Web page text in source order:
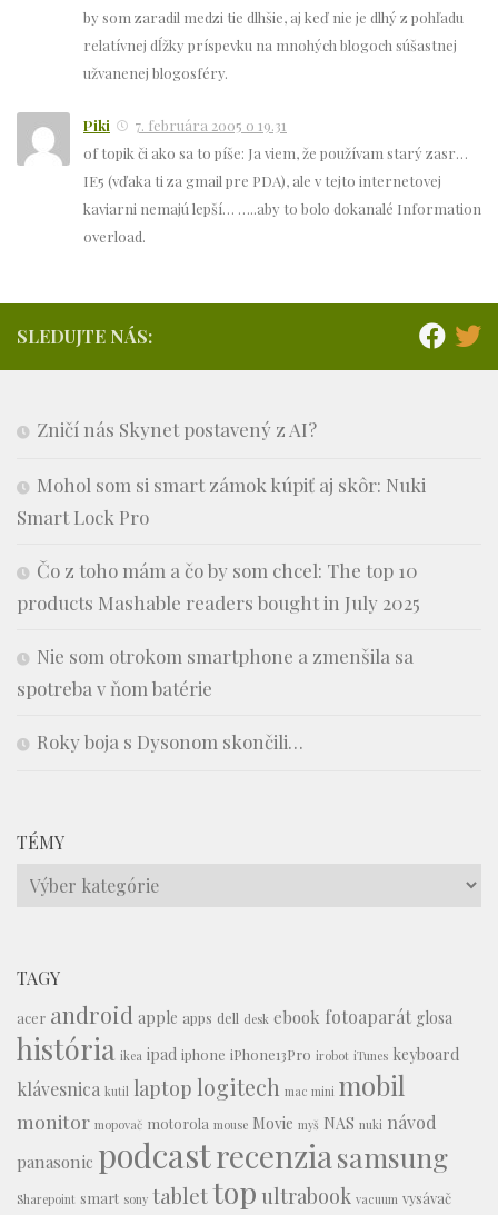
by som zaradil medzi tie dlhšie, aj keď nie je dlhý z pohľadu
relatívnej dĺžky príspevku na mnohých blogoch súšastnej
užvanenej blogosféry.
Piki
7. februára 2005 o 19.31
of topik či ako sa to píše: Ja viem, že používam starý zasr…
IE5 (vďaka ti za gmail pre PDA), ale v tejto internetovej
kaviarni nemajú lepší… …..aby to bolo dokanalé Information
overload.
SLEDUJTE NÁS:
Zničí nás Skynet postavený z AI?
Mohol som si smart zámok kúpiť aj skôr: Nuki
Smart Lock Pro
Čo z toho mám a čo by som chcel: The top 10
products Mashable readers bought in July 2025
Nie som otrokom smartphone a zmenšila sa
spotreba v ňom batérie
Roky boja s Dysonom skončili…
TÉMY
Témy
TAGY
acer android apple apps dell desk ebook fotoaparát glosa
história ikea ipad iphone iPhone13Pro irobot iTunes keyboard
klávesnica kutil laptop logitech mac mini mobil
monitor mopovač motorola mouse Movie myš NAS nuki návod
panasonic podcastrecenziasamsung
Sharepoint smart sony tablettop ultrabook vacuum vysávač